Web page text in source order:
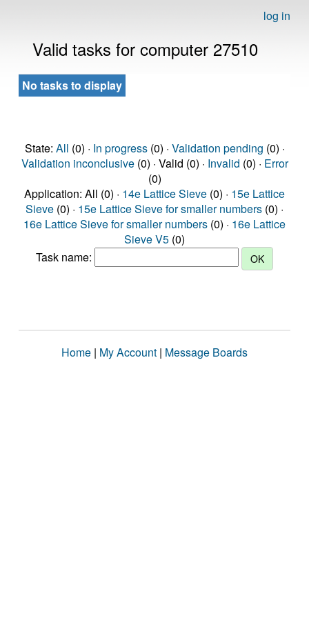
log in
Valid tasks for computer 27510
No tasks to display
State: All (0) · In progress(0) · Validation pending (0) ·
Validation inconclusive(0) · Valid (0) · Invalid (0) · Error
(0)
Application: All (0) · 14e Lattice Sieve (0) · 15e Lattice
Sieve (0) · 15e Lattice Sieve for smaller numbers (0) ·
16e Lattice Sieve for smaller numbers (0) · 16e Lattice
Sieve V5 (0)
Task name:
Home | My Account | Message Boards